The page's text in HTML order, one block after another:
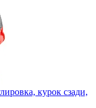
курок сзади,